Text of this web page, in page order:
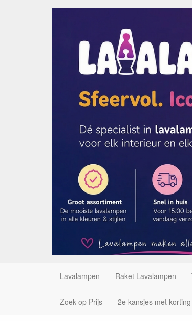
Lavalampen Raket Lavalampen
Zoek op Prijs 2e kansjes met korting